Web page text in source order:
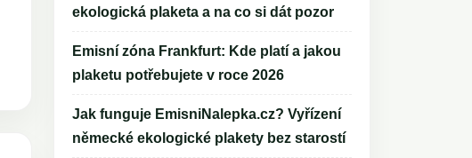
ekologická plaketa a na co si dát pozor
Emisní zóna Frankfurt: Kde platí a jakou
plaketu potřebujete v roce 2026
Jak funguje EmisniNalepka.cz? Vyřízení
německé ekologické plakety bez starostí